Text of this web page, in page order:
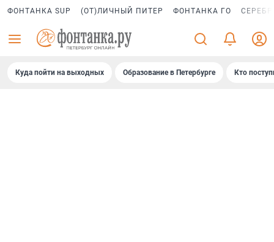
ФОНТАНКА SUP (ОТ)ЛИЧНЫЙ ПИТЕР ФОНТАНКА ГО
Куда пойти на выходных Образование в Петербурге Кто